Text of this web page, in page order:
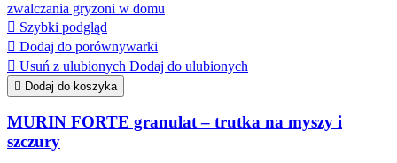
 Szybki podgląd
 Dodaj do porównywarki
 Usuń z ulubionych Dodaj do ulubionych
 Dodaj do koszyka
MURIN FORTE granulat – trutka na myszy i
szczury